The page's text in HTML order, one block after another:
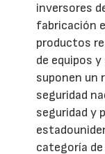
inversores
fabricación
productos
de equipos
suponen un
seguridad
seguridad y
categoría